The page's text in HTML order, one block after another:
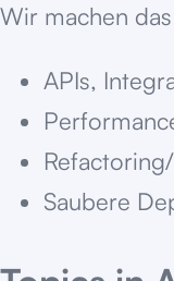
Wir machen
APIs,
Saubere